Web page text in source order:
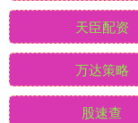
天臣配资
万达策略
股速查